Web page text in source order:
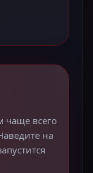
чаще всего
на